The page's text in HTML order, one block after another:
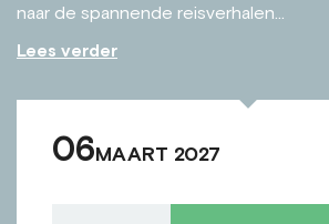
naar de spannende reisverhalen...
Lees verder
06 MAART 2027